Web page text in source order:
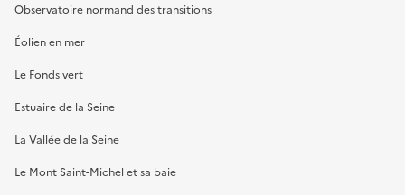
Observatoire normand des transitions
Éolien en mer
Le Fonds vert
Estuaire de la Seine
La Vallée de la Seine
Le Mont Saint-Michel et sa baie